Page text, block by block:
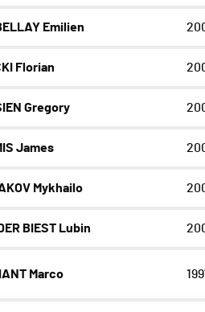
Emilien
Florian
Gregory
James
Mykhailo
BIEST Lubin
Marco